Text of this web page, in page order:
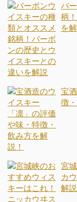
バ
柄
を
宝
徴
宮
カ
解説